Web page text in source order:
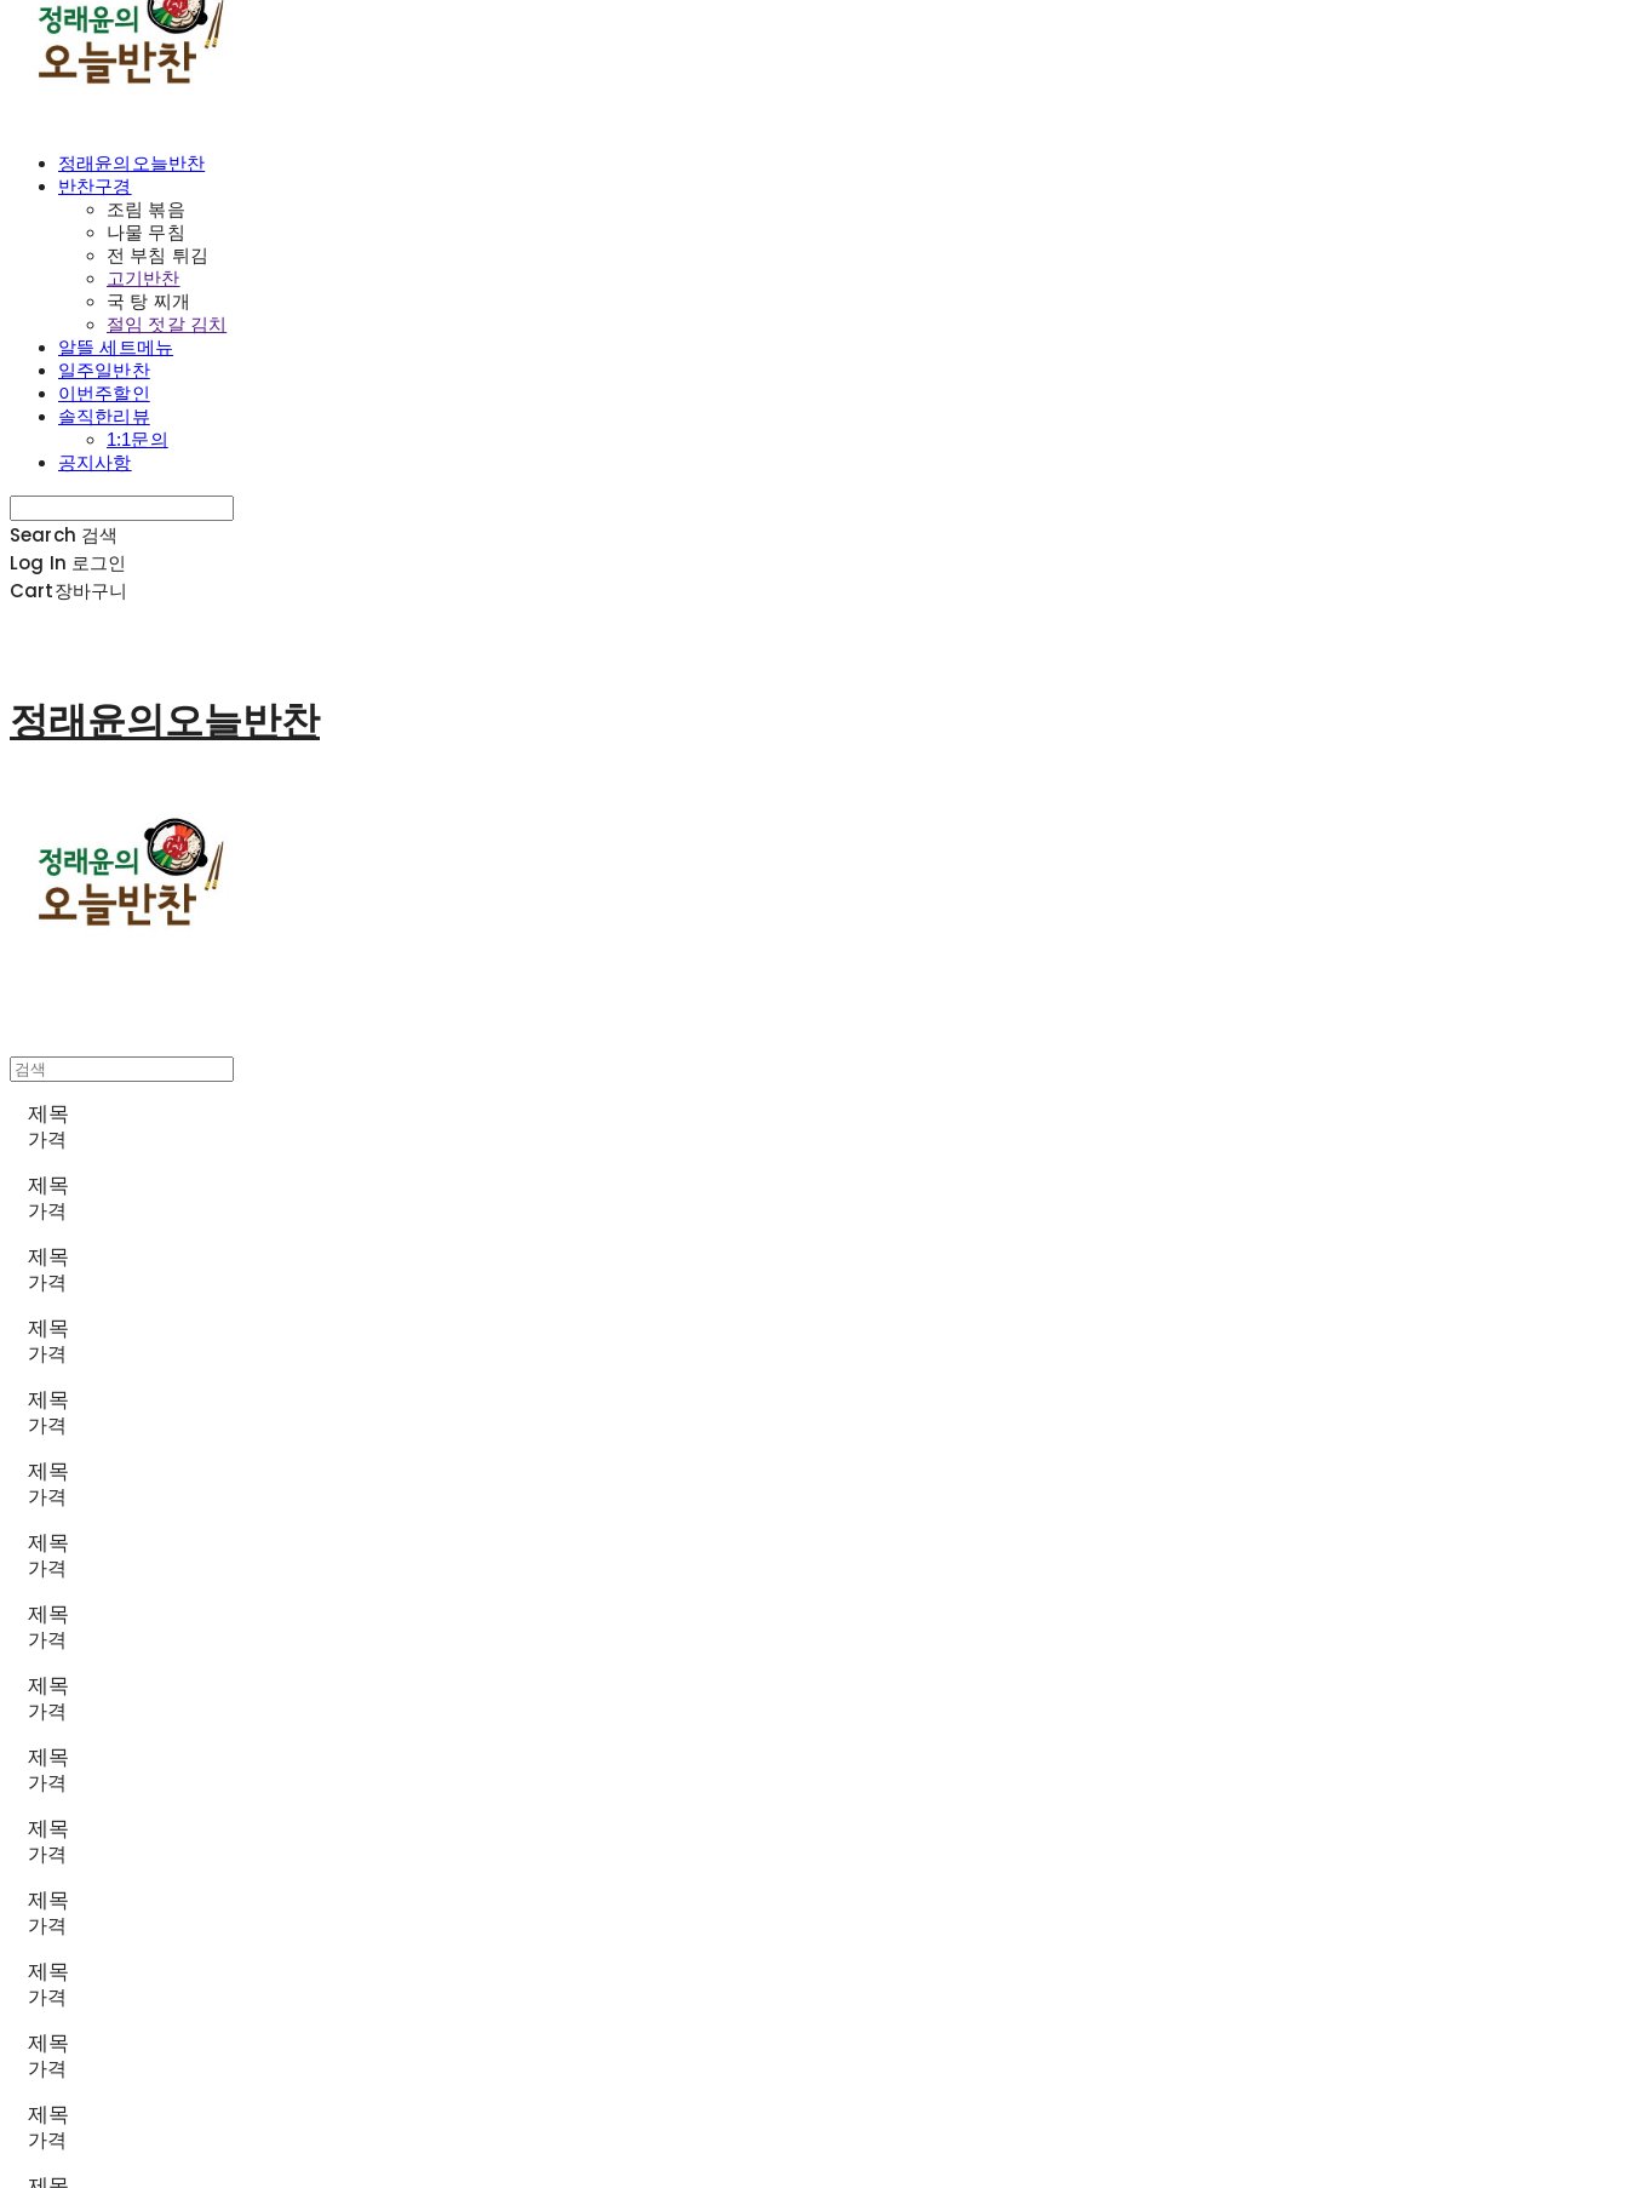
정래윤의오늘반찬
반찬구경
조림 볶음
나물 무침
전 부침 튀김
고기반찬
국 탕 찌개
절임 젓갈 김치
알뜰 세트메뉴
일주일반찬
이번주할인
솔직한리뷰
1:1문의
공지사항
Search 검색
Log In 로그인
Cart장바구니
정래윤의오늘반찬
제목
가격
제목
가격
제목
가격
제목
가격
제목
가격
제목
가격
제목
가격
제목
가격
제목
가격
제목
가격
제목
가격
제목
가격
제목
가격
제목
가격
제목
가격